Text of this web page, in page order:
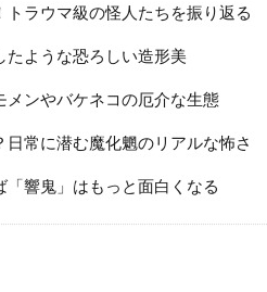
ラウマ級の怪人たちを振り返る
たような恐ろしい造形美
ンやバケネコの厄介な生態
常に潜む魔化魍のリアルな怖さ
響鬼」はもっと面白くなる